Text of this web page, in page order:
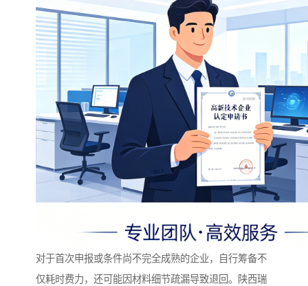
对于首次申报或条件尚不完全成熟的企业，自行筹备不
仅耗时费力，还可能因材料细节疏漏导致退回。陕西瑞